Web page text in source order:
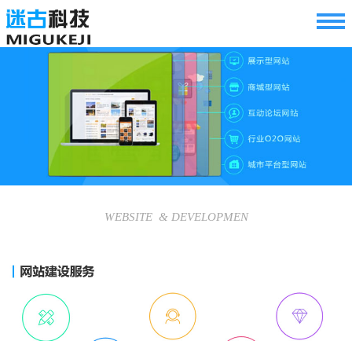
WEBSITE & DEVELOPMEN